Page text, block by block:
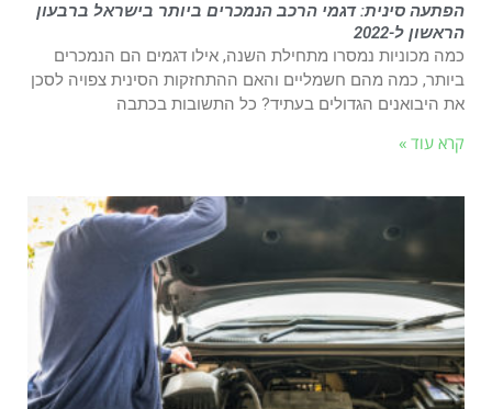
הפתעה סינית: דגמי הרכב הנמכרים ביותר בישראל ברבעון
הראשון ל-2022
כמה מכוניות נמסרו מתחילת השנה, אילו דגמים הם הנמכרים
ביותר, כמה מהם חשמליים והאם ההתחזקות הסינית צפויה לסכן
את היבואנים הגדולים בעתיד? כל התשובות בכתבה
קרא עוד »